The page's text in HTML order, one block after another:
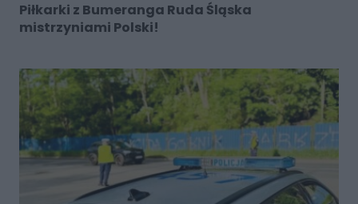
Piłkarki z Bumeranga Ruda Śląska
mistrzyniami Polski!